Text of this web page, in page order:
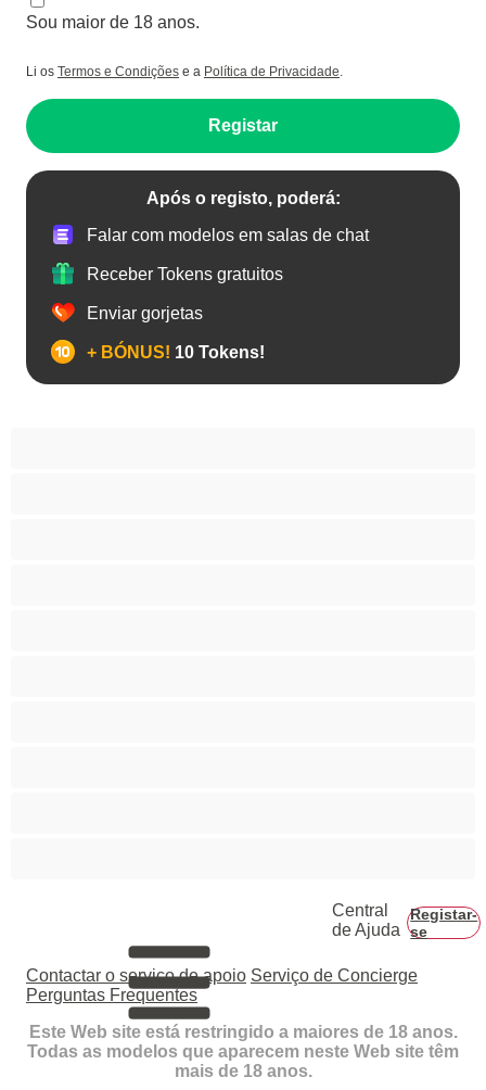
Sou maior de 18 anos.
Li os Termos e Condições e a Política de Privacidade.
Registar
Após o registo, poderá:
Falar com modelos em salas de chat
Receber Tokens gratuitos
Enviar gorjetas
+ BÓNUS! 10 Tokens!
Central
de Ajuda
Registar-
se
Contactar o serviço de apoio Serviço de Concierge
Perguntas Frequentes
Este Web site está restringido a maiores de 18 anos.
Todas as modelos que aparecem neste Web site têm
mais de 18 anos.